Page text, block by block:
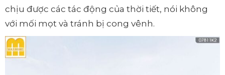
chịu được các tác động của thời tiết, nói không
với mối mọt và tránh bị cong vênh.